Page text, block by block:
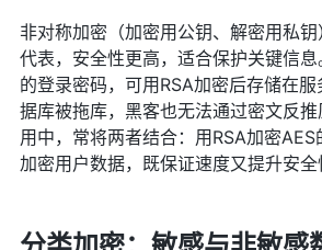
非对称加密（加密用公钥、解密用私
代表，安全性更高，适合保护关键信
的登录密码，可用RSA加密后存储在
据库被拖库，黑客也无法通过密文反
用中，常将两者结合：用RSA加密
加密用户数据，既保证速度又提升安全